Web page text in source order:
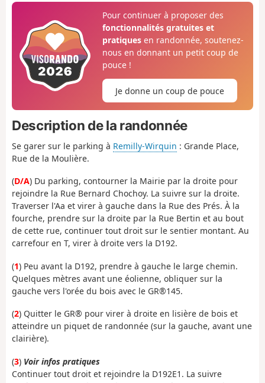
Pour continuer à proposer des
fonctionnalités gratuites et
pratiquesen randonnée, soutenez-
nous en donnant un petit coup de
pouce !
Je donne un coup de pouce
Description de la randonnée
Se garer sur le parking à Remilly-Wirquin : Grande Place,
Rue de la Moulière.
(D/A) Du parking, contourner la Mairie par la droite pour
rejoindre la Rue Bernard Chochoy. La suivre sur la droite.
Traverser l'Aa et virer à gauche dans la Rue des Prés. À la
fourche, prendre sur la droite par la Rue Bertin et au bout
de cette rue, continuer tout droit sur le sentier montant. Au
carrefour en T, virer à droite vers la D192.
(1) Peu avant la D192, prendre à gauche le large chemin.
Quelques mètres avant une éolienne, obliquer sur la
gauche vers l'orée du bois avec le GR®145.
(2) Quitter le GR® pour virer à droite en lisière de bois et
atteindre un piquet de randonnée (sur la gauche, avant une
clairière).
(3) Voir infos pratiques
Continuer tout droit et rejoindre la D192E1. La suivre